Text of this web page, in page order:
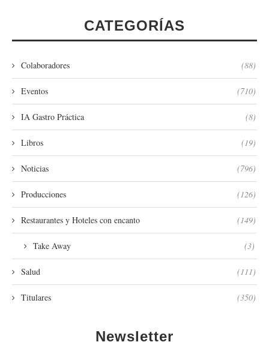
CATEGORÍAS
Colaboradores (88)
Eventos (710)
IA Gastro Práctica (8)
Libros (19)
Noticias (796)
Producciones (126)
Restaurantes y Hoteles con encanto (149)
Take Away (3)
Salud (111)
Titulares (350)
Newsletter